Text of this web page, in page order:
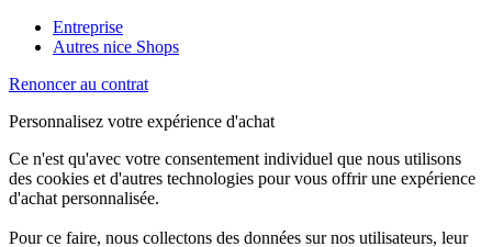
Entreprise
Autres nice Shops
Renoncer au contrat
Personnalisez votre expérience d'achat
Ce n'est qu'avec votre consentement individuel que nous utilisons
des cookies et d'autres technologies pour vous offrir une expérience
d'achat personnalisée.
Pour ce faire, nous collectons des données sur nos utilisateurs, leur